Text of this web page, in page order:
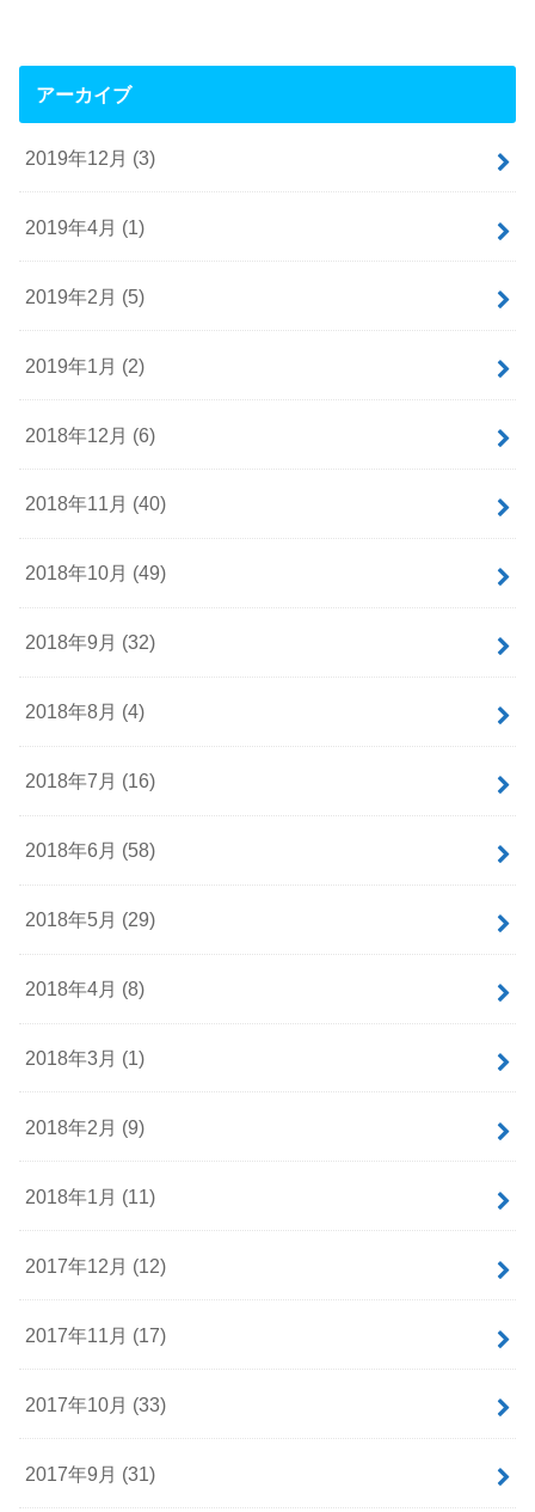
アーカイブ
2019年12月 (3)
2019年4月 (1)
2019年2月 (5)
2019年1月 (2)
2018年12月 (6)
2018年11月 (40)
2018年10月 (49)
2018年9月 (32)
2018年8月 (4)
2018年7月 (16)
2018年6月 (58)
2018年5月 (29)
2018年4月 (8)
2018年3月 (1)
2018年2月 (9)
2018年1月 (11)
2017年12月 (12)
2017年11月 (17)
2017年10月 (33)
2017年9月 (31)